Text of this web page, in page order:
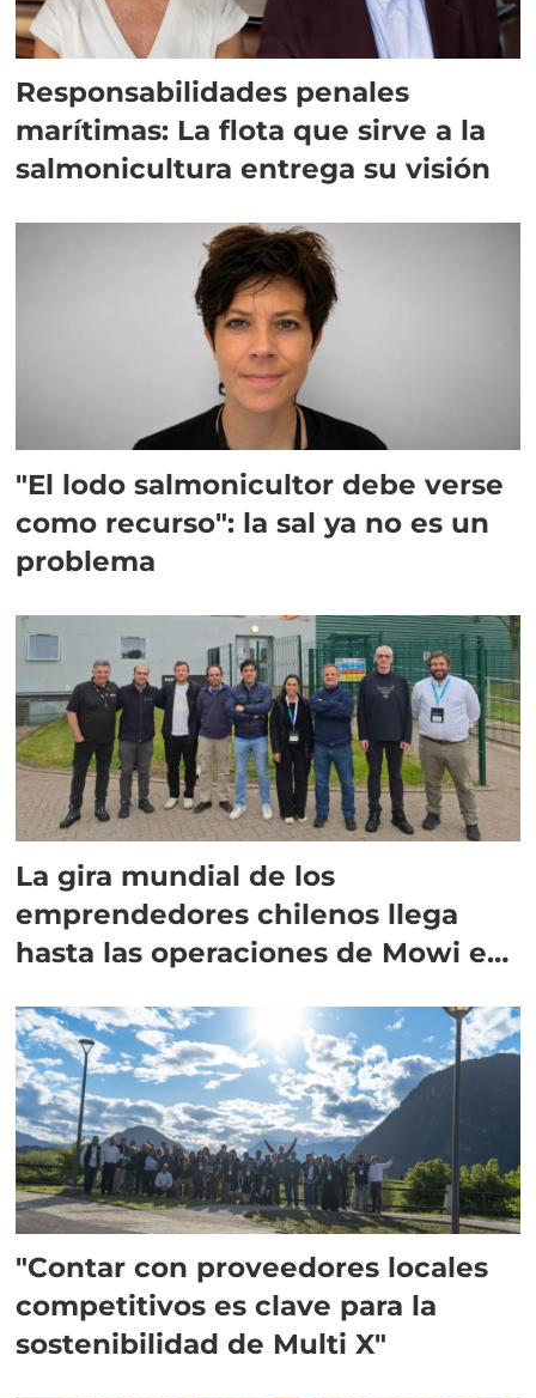
Responsabilidades penales
marítimas: La flota que sirve a la
salmonicultura entrega su visión
"El lodo salmonicultor debe verse
como recurso": la sal ya no es un
problema
La gira mundial de los
emprendedores chilenos llega
hasta las operaciones de Mowi en
"Contar con proveedores locales
competitivos es clave para la
sostenibilidad de Multi X"